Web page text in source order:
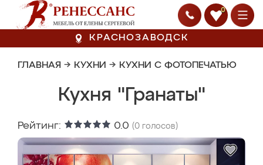
0
КРАСНОЗАВОДСК
ГЛАВНАЯ → КУХНИ → КУХНИ С ФОТОПЕЧАТЬЮ
Кухня "Гранаты"
Рейтинг: 0.0 (0 голосов)